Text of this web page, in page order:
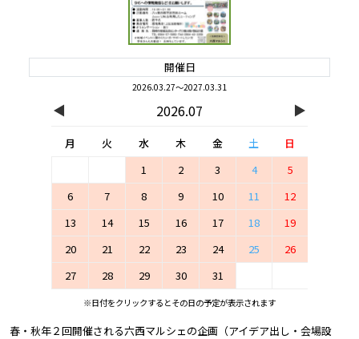
開催日
2026.03.27～2027.03.31
◀ 2026.07 ▶
月 火 水 木 金 土
日
1
2 3 4
5
6
7 8 9 10 11
12
13
14 15 16 17 18
19
20
21 22 23 24 25
26
27
28 29 30 31
※日付をクリックするとその日の予定が表示されます
春・秋年２回開催される六西マルシェの企画（アイデア出し・会場設